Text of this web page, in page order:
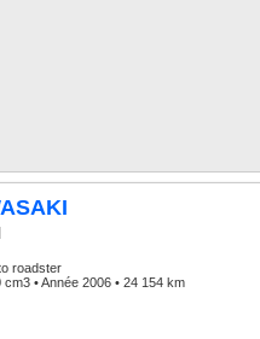
roadster
cm3 • Année 2006 • 24 154 km